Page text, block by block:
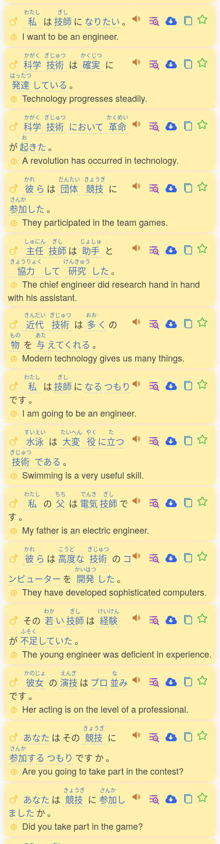
わたし
私 は
ぎし
技師 に なりたい。
I want to be an engineer.
かがく
科学
ぎじゅつ
技術 は
かくじつ
確実 に
はったつ
発達 している 。
Technology progresses steadily.
かがく
科学
ぎじゅつ
技術 において
かくめい
革命
が
お
起きた。
A revolution has occurred in technology.
かれ
彼 ら は
だんたい
団体
きょうぎ
競技 に
さんか
参加した。
They participated in the team games.
しゅにん
主任
ぎし
技師 は
じょしゅ
助手 と
きょうりょく
協力 して
けんきゅう
研究 した。
The chief engineer did research hand in hand
with his assistant.
きんだい
近代
ぎじゅつ
技術 は
おお
多 く の
もの
物 を
あた
与 えてくれる 。
Modern technology gives us many things.
わたし
私 は
ぎし
技師 に なる つもり
です。
I am going to be an engineer.
すいえい
水泳 は
たいへん
大変
やく
役 に
た
立つ
ぎじゅつ
技術 である 。
Swimming is a very useful skill.
わたし
私 の
ちち
父 は
でんき
電気
ぎし
技師で
す。
My father is an electric engineer.
かれ
彼 ら は
こうど
高度な
ぎじゅつ
技術 の コ
ンピューター を
かいはつ
開発 した。
They have developed sophisticated computers.
その
わか
若 い
ぎし
技師 は
けいけん
経験
が
ふそく
不足 していた。
The young engineer was deficient in experience.
かのじょ
彼女 の
えんぎ
演技 は プロ
な
並み
です。
Her acting is on the level of a professional.
あなた は その
きょうぎ
競技 に
さんか
参加する つもり です か。
Are you going to take part in the contest?
あなた は
きょうぎ
競技 に
さんか
参加し
ました か。
Did you take part in the game?